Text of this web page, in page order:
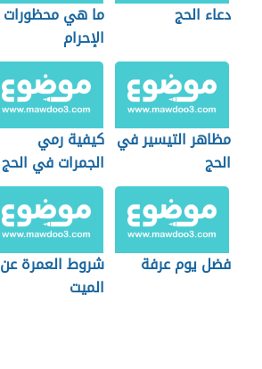
دعاء الحج
ما هي محظورات
الإحرام
مظاهر التيسير في
الحج
كيفية رمي
الجمرات في الحج
فضل يوم عرفة
شروط العمرة عن
الميت